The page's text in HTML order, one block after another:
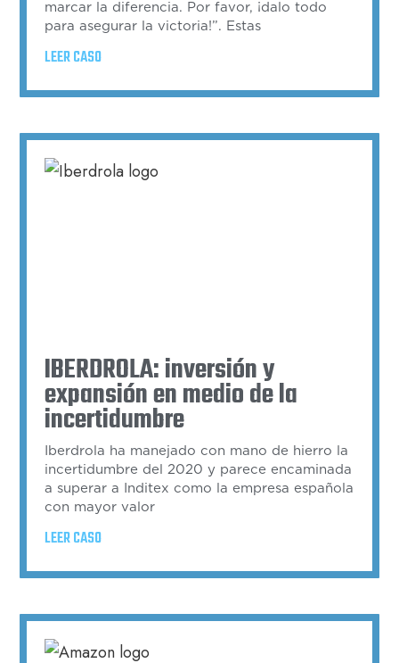
marcar la diferencia. Por favor, ¡dalo todo
para asegurar la victoria!”. Estas
LEER CASO
IBERDROLA: inversión y
expansión en medio de la
incertidumbre
Iberdrola ha manejado con mano de hierro la
incertidumbre del 2020 y parece encaminada
a superar a Inditex como la empresa española
con mayor valor
LEER CASO